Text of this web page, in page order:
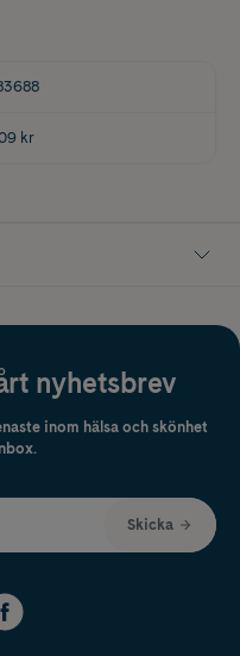
kr
nyhetsbrev
inom hälsa och skönhet
Skicka